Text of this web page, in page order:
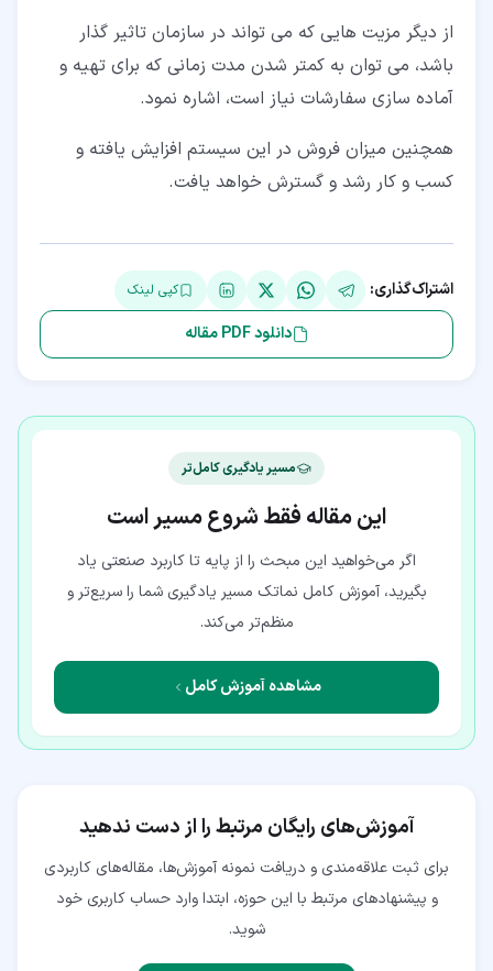
از دیگر مزیت هایی که می تواند در سازمان تاثیر گذار
باشد، می توان به کمتر شدن مدت زمانی که برای تهیه و
آماده سازی سفارشات نیاز است، اشاره نمود.
همچنین میزان فروش در این سیستم افزایش یافته و
کسب و کار رشد و گسترش خواهد یافت.
اشتراک‌گذاری: کپی لینک
دانلود PDF مقاله
مسیر یادگیری کامل‌تر
این مقاله فقط شروع مسیر است
اگر می‌خواهید این مبحث را از پایه تا کاربرد صنعتی یاد
بگیرید، آموزش کامل نماتک مسیر یادگیری شما را سریع‌تر و
منظم‌تر می‌کند.
مشاهده آموزش کامل
آموزش‌های رایگان مرتبط را از دست ندهید
برای ثبت علاقه‌مندی و دریافت نمونه آموزش‌ها، مقاله‌های کاربردی
و پیشنهادهای مرتبط با این حوزه، ابتدا وارد حساب کاربری خود
شوید.